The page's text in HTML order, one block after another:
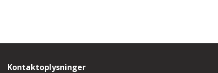
Kontaktoplysninger